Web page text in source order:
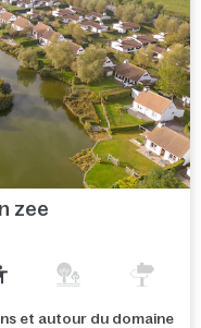
zee
et autour du domaine